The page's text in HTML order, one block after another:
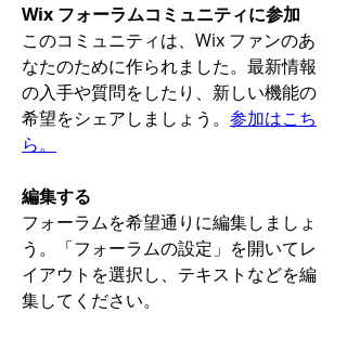
Wix フォーラムコミュニティに参加
このコミュニティは、Wix ファンのあ
なたのために作られました。最新情報
の入手や質問をしたり、新しい機能の
希望をシェアしましょう。 参加はこち
ら。
編集する
フォーラムを希望通りに編集しましょ
う。「フォーラムの設定」を開いてレ
イアウトを選択し、テキストなどを編
集してください。